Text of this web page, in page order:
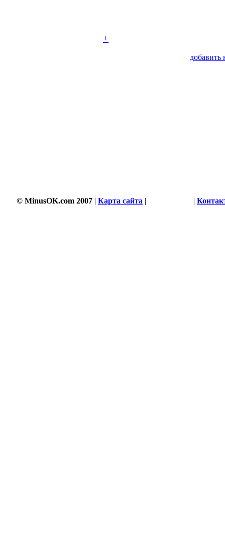
+
добавить
© MinusOK.com 2007 | Карта сайта | |